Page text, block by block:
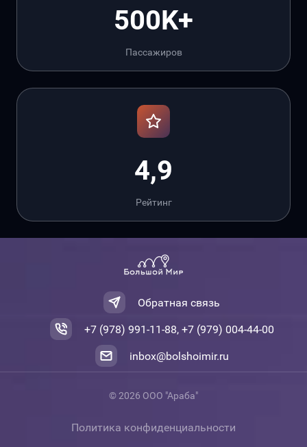
500K+
Пассажиров
4,9
Рейтинг
Обратная связь
+7 (978) 991-11-88, +7 (979) 004-44-00
inbox@bolshoimir.ru
© 2026 ООО "Араба"
Политика конфиденциальности